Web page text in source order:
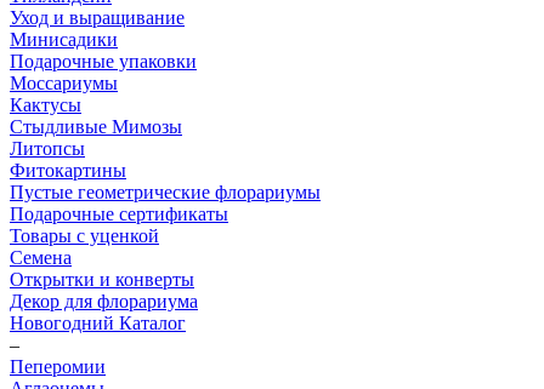
Уход и выращивание
Минисадики
Подарочные упаковки
Моссариумы
Кактусы
Стыдливые Мимозы
Литопсы
Фитокартины
Пустые геометрические флорариумы
Подарочные сертификаты
Товары с уценкой
Семена
Открытки и конверты
Декор для флорариума
Новогодний Каталог
–
Пеперомии